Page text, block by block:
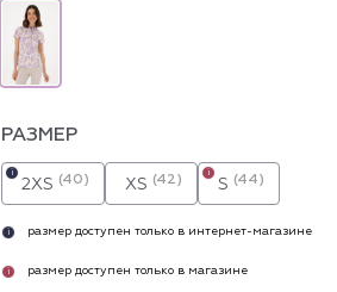
РАЗМЕР
2XS (40)
i
XS (42) S (44)
i
i размер доступен только в интернет-магазине
i размер доступен только в магазине